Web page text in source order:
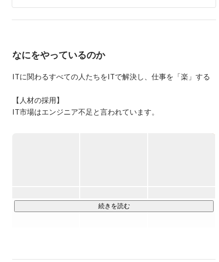
なにをやっているのか
ITに関わるすべての人たちをITで解決し、仕事を「楽」する
【人材の採用】
IT市場はエンジニア不足と言われています。
エンジニアの育成を目指してます。
続きを読む